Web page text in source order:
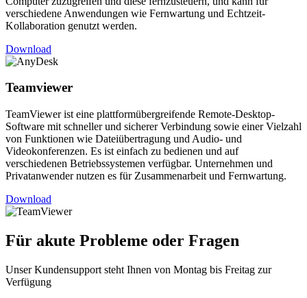
verschiedene Anwendungen wie Fernwartung und Echtzeit-
Kollaboration genutzt werden.
Download
Teamviewer
TeamViewer ist eine plattformübergreifende Remote-Desktop-
Software mit schneller und sicherer Verbindung sowie einer Vielzahl
von Funktionen wie Dateiübertragung und Audio- und
Videokonferenzen. Es ist einfach zu bedienen und auf
verschiedenen Betriebssystemen verfügbar. Unternehmen und
Privatanwender nutzen es für Zusammenarbeit und Fernwartung.
Download
Für akute Probleme oder Fragen
Unser Kundensupport steht Ihnen von Montag bis Freitag zur
Verfügung